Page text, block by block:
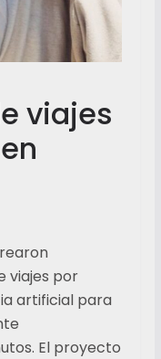
viajes
viajes por
artificial para
El proyecto